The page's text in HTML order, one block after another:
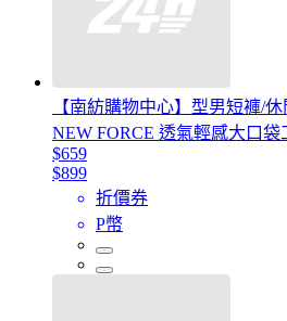
【南紡購物中心】型男短褲/
NEW FORCE 透氣輕感大口袋
$659
$899
折價券
P幣